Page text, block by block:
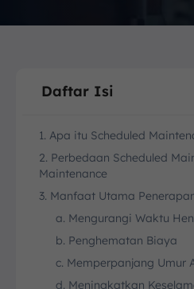
Daftar Isi
1. Apa itu Scheduled
2. Perbedaan Scheduled
Maintenance
3. Manfaat Utama
a. Mengurangi Waktu
b. Penghematan Biaya
c. Memperpanjang Umur
d. Meningkatkan